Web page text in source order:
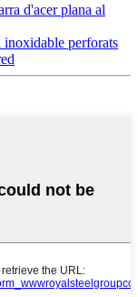
d'acer plana al
inoxidable perforats